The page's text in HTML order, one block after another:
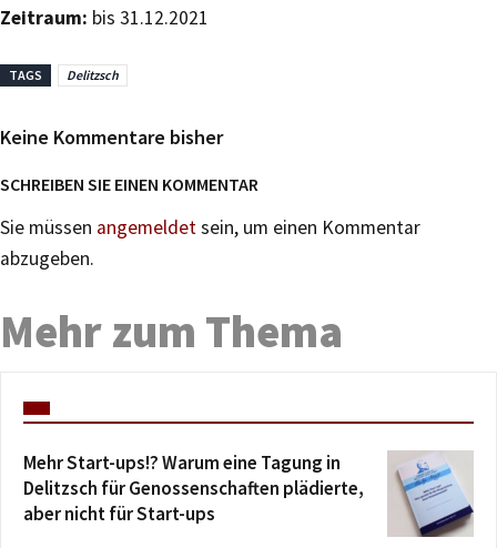
Zeitraum: bis 31.12.2021
TAGS Delitzsch
Keine Kommentare bisher
SCHREIBEN SIE EINEN KOMMENTAR
Sie müssen angemeldetsein, um einen Kommentar
abzugeben.
Mehr zum Thema
Mehr Start-ups!? Warum eine Tagung in
Delitzsch für Genossenschaften plädierte,
aber nicht für Start-ups